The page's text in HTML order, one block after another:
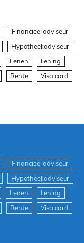
Financieel adviseur
Hypotheekadviseur
Lenen
Lening
Rente Visa card
Financieel adviseur
Hypotheekadviseur
Lenen
Lening
Rente Visa card